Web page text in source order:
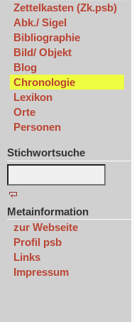
Zettelkasten (Zk.psb)
Abk./ Sigel
Bibliographie
Bild/ Objekt
Blog
Chronologie
Lexikon
Orte
Personen
Stichwortsuche
Metainformation
zur Webseite
Profil psb
Links
Impressum